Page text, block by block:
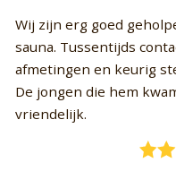
Top wordt goed